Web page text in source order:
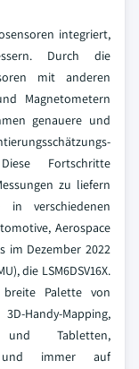
integriert,
Durch die
mit anderen
Magnetometern
genauere und
Fortschritte
zu liefern
verschiedenen
Aerospace
im Dezember 2022
die LSM6DSV16X.
Palette von
Mapping,
Tabletten,
immer auf